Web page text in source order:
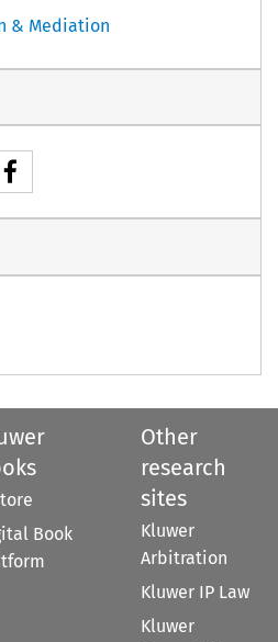
& Mediation
Book
Other
research
sites
Kluwer
Arbitration
Kluwer IP Law
Kluwer